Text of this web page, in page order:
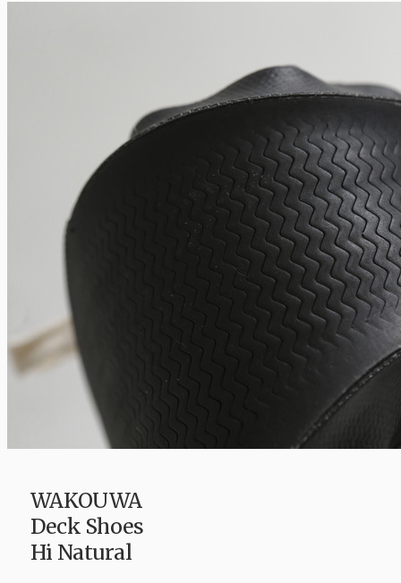
WAKOUWA
Deck Shoes
Hi Natural